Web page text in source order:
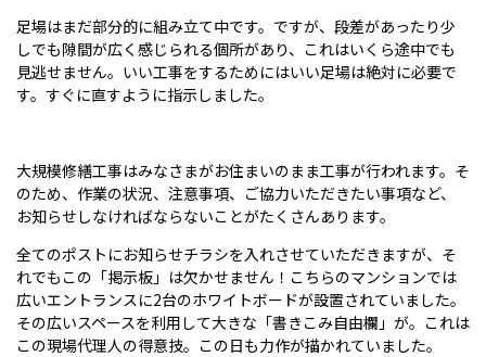
足場はまだ部分的に組み立て中です。ですが、段差があったり少
しでも隙間が広く感じられる個所があり、これはいくら途中でも
見逃せません。いい工事をするためにはいい足場は絶対に必要で
す。すぐに直すように指示しました。
大規模修繕工事はみなさまがお住まいのまま工事が行われます。そ
のため、作業の状況、注意事項、ご協力いただきたい事項など、
お知らせしなければならないことがたくさんあります。
全てのポストにお知らせチラシを入れさせていただきますが、そ
れでもこの「掲示板」は欠かせません！こちらのマンションでは
広いエントランスに2台のホワイトボードが設置されていました。
その広いスペースを利用して大きな「書きこみ自由欄」が。これは
この現場代理人の得意技。この日も力作が描かれていました。